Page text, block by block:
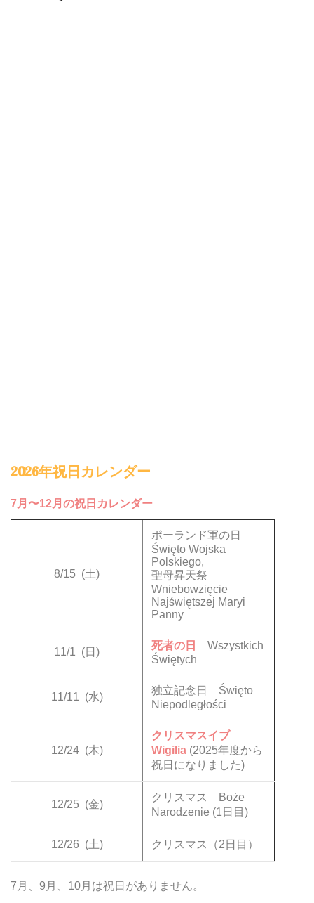
2026年祝日カレンダー
7月〜12月の祝日カレンダー
8/15 (土)
ポーランド軍の日
Święto Wojska
Polskiego,
聖母昇天祭
Wniebowzięcie
Najświętszej Maryi
Panny
11/1 (日)
死者の日
Wszystkich
Świętych
11/11 (水)
独立記念日 Święto
Niepodległości
12/24 (木)
クリスマスイブ
Wigilia (2025年度から
祝日になりました)
12/25 (金)
クリスマス Boże
Narodzenie (1日目)
12/26 (土) クリスマス（2日目）
7月、9月、10月は祝日がありません。